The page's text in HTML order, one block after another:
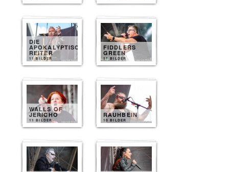
DIE
APOKALYPTISCHEN
REITER
11 BILDER
FIDDLERS
GREEN
11 BILDER
WALLS OF
JERICHO
11 BILDER
RAUHBEIN
10 BILDER